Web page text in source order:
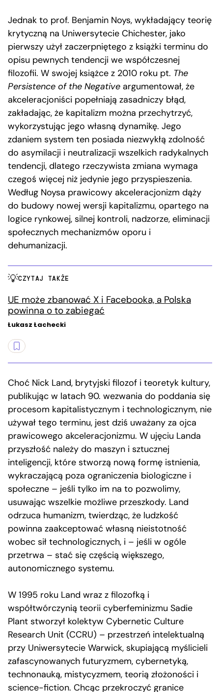
Jednak to prof. Benjamin Noys, wykładający teorię
krytyczną na Uniwersytecie Chichester, jako
pierwszy użył zaczerpniętego z książki terminu do
opisu pewnych tendencji we współczesnej
filozofii. W swojej książce z 2010 roku pt. The
Persistence of the Negative argumentował, że
akceleracjoniści popełniają zasadniczy błąd,
zakładając, że kapitalizm można przechytrzyć,
wykorzystując jego własną dynamikę. Jego
zdaniem system ten posiada niezwykłą zdolność
do asymilacji i neutralizacji wszelkich radykalnych
tendencji, dlatego rzeczywista zmiana wymaga
czegoś więcej niż jedynie jego przyspieszenia.
Według Noysa prawicowy akceleracjonizm dąży
do budowy nowej wersji kapitalizmu, opartego na
logice rynkowej, silnej kontroli, nadzorze, eliminacji
społecznych mechanizmów oporu i
dehumanizacji.
CZYTAJ TAKŻE
UE może zbanować X i Facebooka, a Polska
powinna o to zabiegać
Łukasz Łachecki
Choć Nick Land, brytyjski filozof i teoretyk kultury,
publikując w latach 90. wezwania do poddania się
procesom kapitalistycznym i technologicznym, nie
używał tego terminu, jest dziś uważany za ojca
prawicowego akceleracjonizmu. W ujęciu Landa
przyszłość należy do maszyn i sztucznej
inteligencji, które stworzą nową formę istnienia,
wykraczającą poza ograniczenia biologiczne i
społeczne – jeśli tylko im na to pozwolimy,
usuwając wszelkie możliwe przeszkody. Land
odrzuca humanizm, twierdząc, że ludzkość
powinna zaakceptować własną nieistotność
wobec sił technologicznych, i – jeśli w ogóle
przetrwa – stać się częścią większego,
autonomicznego systemu.
W 1995 roku Land wraz z filozofką i
współtwórczynią teorii cyberfeminizmu Sadie
Plant stworzył kolektyw Cybernetic Culture
Research Unit (CCRU) – przestrzeń intelektualną
przy Uniwersytecie Warwick, skupiającą myślicieli
zafascynowanych futuryzmem, cybernetyką,
technonauką, mistycyzmem, teorią złożoności i
science-fiction. Chcąc przekroczyć granice